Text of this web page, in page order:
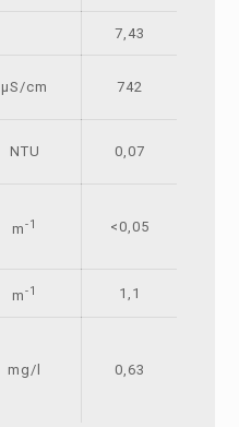
7,43
µS/cm 742
NTU 0,07
m-1 <0,05
m-1 1,1
mg/l 0,63